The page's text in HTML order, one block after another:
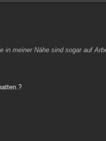
in meiner Nähe sind sogar auf